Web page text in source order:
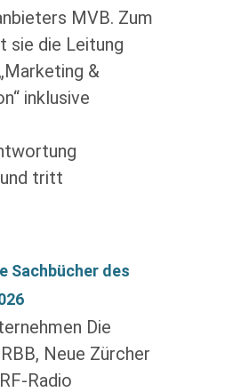
MVB. Zum
sie die Leitung
&
inklusive
tritt
Sachbücher des
Die
Neue Zürcher
Radio